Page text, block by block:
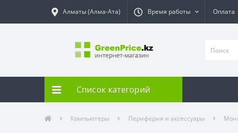
Алматы (Алма-Ата) Время работы Оплата
Список категорий
Компьютеры Периферия и аксессуары